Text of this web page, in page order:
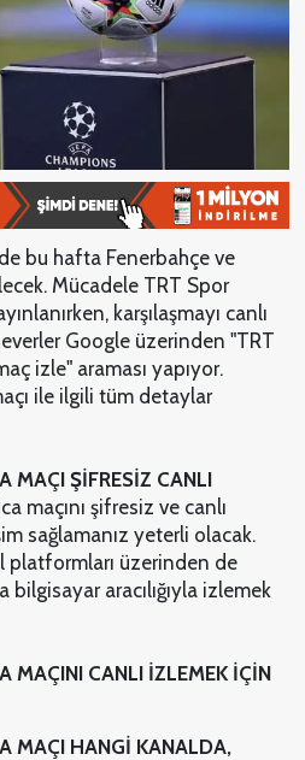
bu hafta Fenerbahçe ve
Mücadele TRT Spor
karşılaşmayı canlı
Google üzerinden "TRT
izle" araması yapıyor.
ile ilgili tüm detaylar
MAÇI ŞİFRESİZ CANLI
maçını şifresiz ve canlı
sağlamanız yeterli olacak.
platformları üzerinden de
bilgisayar aracılığıyla izlemek
MAÇINI CANLI İZLEMEK İÇİN
MAÇI HANGİ KANALDA,